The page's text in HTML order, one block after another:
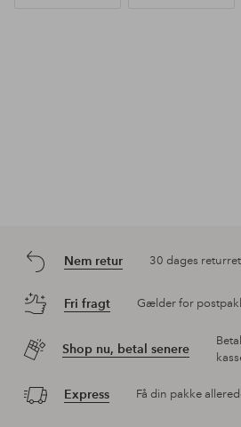
Nem retur 30 dages
Fri fragt Gælder for
Shop nu, betal senere
Express Få din pakke